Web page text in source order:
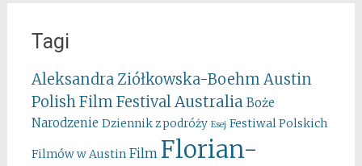
Tagi
Aleksandra Ziółkowska-Boehm Austin
Polish Film FestivalAustralia Boże
Narodzenie Dziennik z podróży Esej Festiwal Polskich
Filmów w Austin Film Florian-